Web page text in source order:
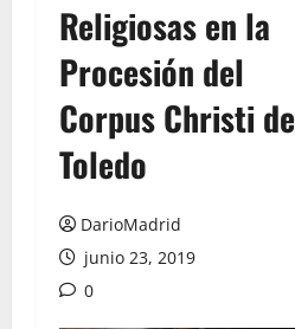
Religiosas en la
Procesión del
Corpus Christi de
Toledo
DarioMadrid
junio 23, 2019
0